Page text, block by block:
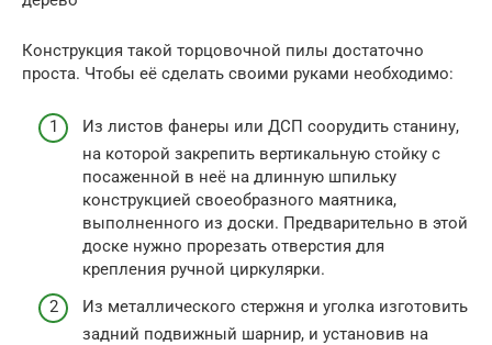
Конструкция такой торцовочной пилы достаточно
проста. Чтобы её сделать своими руками необходимо:
Из листов фанеры или ДСП соорудить станину,
на которой закрепить вертикальную стойку с
посаженной в неё на длинную шпильку
конструкцией своеобразного маятника,
выполненного из доски. Предварительно в этой
доске нужно прорезать отверстия для
крепления ручной циркулярки.
Из металлического стержня и уголка изготовить
задний подвижный шарнир, и установив на